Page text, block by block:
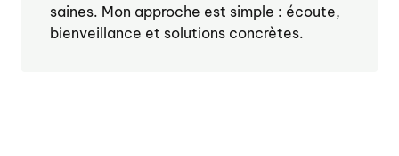
saines. Mon approche est simple : écoute,
bienveillance et solutions concrètes.